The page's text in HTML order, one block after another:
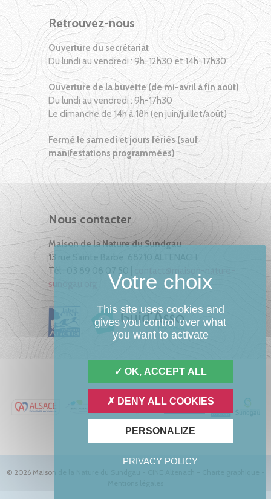
Retrouvez-nous
Ouverture du secrétariat
Du lundi au vendredi : 9h-12h30 et 14h-17h30
Ouverture de la buvette (de mi-avril à fin août)
Du lundi au vendredi : 9h-17h30
Le dimanche de 14h à 18h (en juin/juillet/août)
Fermé le samedi et jours fériés (sauf
manifestations programmées)
Nous contacter
Maison de la Nature du Sundgau
13 rue Sainte Barbe, 68210 ALTENACH
Tél : 03 89 08 07 50 |
sundgau.org
© 2026 Maison de la Nature du Sundgau - CINE Altenach -
This site uses cookies and
gives you control over what
you want to activate
OK, ACCEPT ALL
DENY ALL COOKIES
PERSONALIZE
PRIVACY POLICY